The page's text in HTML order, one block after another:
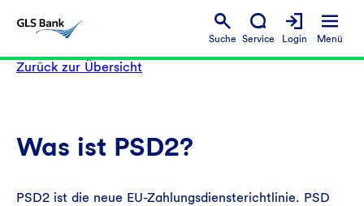
Suche Service Login Menü
Zurück zur Übersicht
Was ist PSD2?
PSD2 ist die neue EU-Zahlungsdiensterichtlinie. PSD